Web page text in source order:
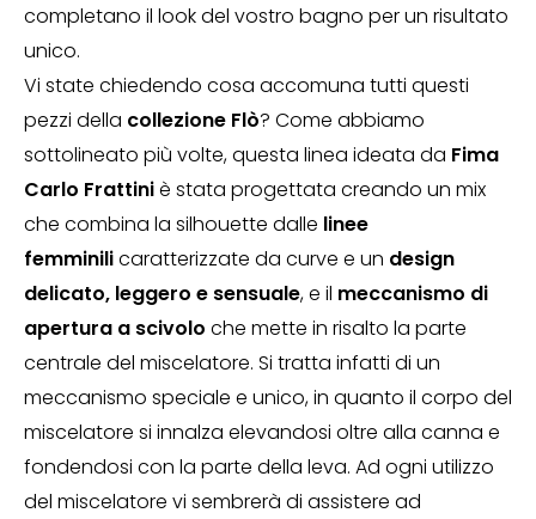
completano il look del vostro bagno per un risultato
unico.
Vi state chiedendo cosa accomuna tutti questi
pezzi della collezione Flò? Come abbiamo
sottolineato più volte, questa linea ideata da Fima
Carlo Frattiniè stata progettata creando un mix
che combina la silhouette dalle linee
femminilicaratterizzate da curve e un design
delicato, leggero e sensuale, e il meccanismo di
apertura a scivolo che mette in risalto la parte
centrale del miscelatore. Si tratta infatti di un
meccanismo speciale e unico, in quanto il corpo del
miscelatore si innalza elevandosi oltre alla canna e
fondendosi con la parte della leva. Ad ogni utilizzo
del miscelatore vi sembrerà di assistere ad